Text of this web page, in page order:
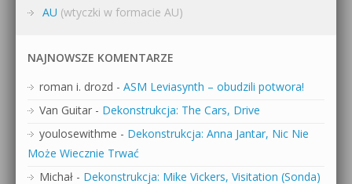
AU (wtyczki w formacie AU)
NAJNOWSZE KOMENTARZE
roman i. drozd - ASM Leviasynth – obudzili potwora!
Van Guitar - Dekonstrukcja: The Cars, Drive
youlosewithme - Dekonstrukcja: Anna Jantar, Nic Nie
Może Wiecznie Trwać
Michał - Dekonstrukcja: Mike Vickers, Visitation (Sonda)